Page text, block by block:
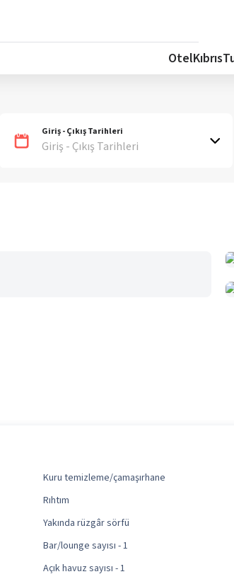
OtelKıbrıs
Giriş - Çıkış Tarihleri
Giriş - Çıkış Tarihleri
Kuru temizleme/çamaşırhane
Rıhtım
Yakında rüzgâr sörfü
Bar/lounge sayısı - 1
Açık havuz sayısı - 1